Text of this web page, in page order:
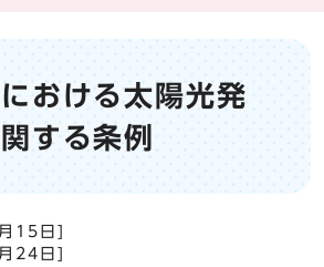
おける太陽光発
する条例
15日
24日